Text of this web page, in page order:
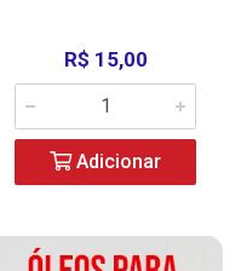
R$ 15,00
Adicionar